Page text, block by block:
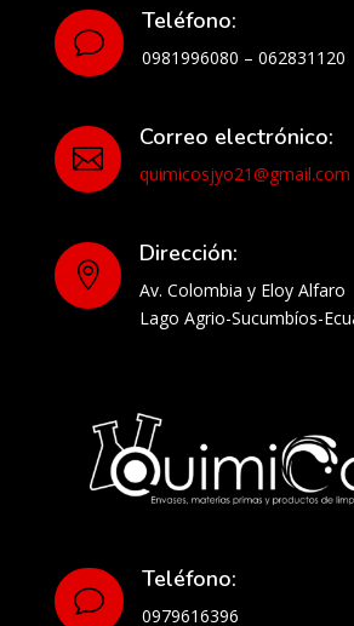
v
Teléfono:
0981996080 – 062831120

Correo electrónico:
quimicosjyo21@gmail.com

Dirección:
Av. Colombia y Eloy Alfaro
Lago Agrio-Sucumbíos-
v
Teléfono:
0979616396